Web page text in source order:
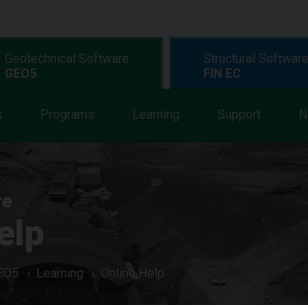
Geotechnical Software
GEO5
Programs Learning Support
Structural Software
FIN EC
Learning Online Help